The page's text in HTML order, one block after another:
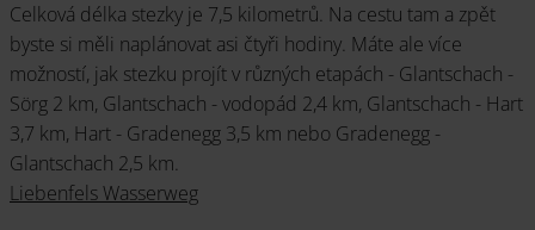
Celková délka stezky je 7,5 kilometrů. Na cestu tam a zpět
byste si měli naplánovat asi čtyři hodiny. Máte ale více
možností, jak stezku projít v různých etapách - Glantschach -
Sörg 2 km, Glantschach - vodopád 2,4 km, Glantschach - Hart
3,7 km, Hart - Gradenegg 3,5 km nebo Gradenegg -
Glantschach 2,5 km.
Liebenfels Wasserweg